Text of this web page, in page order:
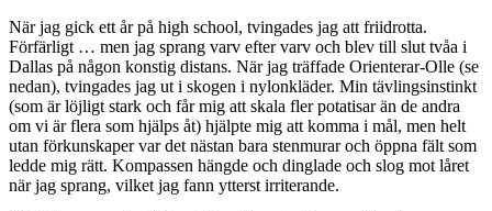
När jag gick ett år på high school, tvingades jag att friidrotta.
Förfärligt … men jag sprang varv efter varv och blev till slut tvåa i
Dallas på någon konstig distans. När jag träffade Orienterar-Olle (se
nedan), tvingades jag ut i skogen i nylonkläder. Min tävlingsinstinkt
(som är löjligt stark och får mig att skala fler potatisar än de andra
om vi är flera som hjälps åt) hjälpte mig att komma i mål, men helt
utan förkunskaper var det nästan bara stenmurar och öppna fält som
ledde mig rätt. Kompassen hängde och dinglade och slog mot låret
när jag sprang, vilket jag fann ytterst irriterande.